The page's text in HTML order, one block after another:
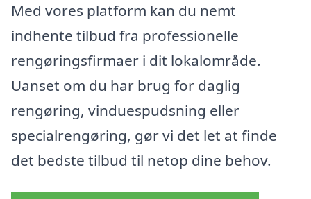
Med vores platform kan du nemt
indhente tilbud fra professionelle
rengøringsfirmaer i dit lokalområde.
Uanset om du har brug for daglig
rengøring, vinduespudsning eller
specialrengøring, gør vi det let at finde
det bedste tilbud til netop dine behov.